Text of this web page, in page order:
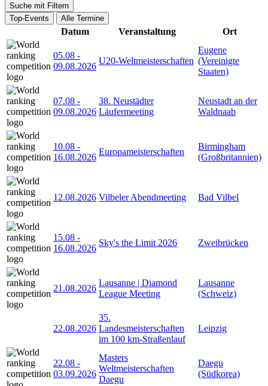
Suche mit Filtern
Top-Events
Alle Termine
Datum Veranstaltung Ort
05.08 -
09.08.2026
U20-Weltmeisterschaften
Eugene
(Vereinigte
Staaten)
07.08 -
09.08.2026
38. Neustädter
Läufermeeting
Neustadt an der
Waldnaab
10.08 -
16.08.2026
Europameisterschaften
Birmingham
(Großbritannien)
12.08.2026 Vilbeler Abendmeeting Bad Vilbel
15.08 -
16.08.2026
Sky's the Limit 2026 Zweibrücken
21.08.2026
Lausanne | Diamond
League Meeting
Lausanne
(Schweiz)
22.08.2026
35.
Landesmeisterschaften
im 100 km-Straßenlauf
Leipzig
22.08 -
03.09.2026
Masters
Weltmeisterschaften
Daegu
Daegu
(Südkorea)